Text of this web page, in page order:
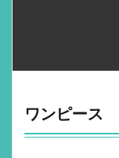
ワンピース